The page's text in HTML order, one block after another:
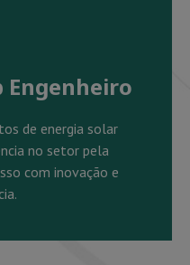
Engenheiro
de energia solar
no setor pela
com inovação e